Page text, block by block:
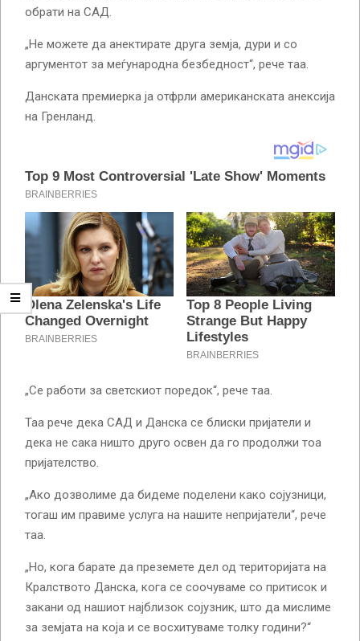
обрати на САД.
„Не можете да анектирате друга земја, дури и со
аргументот за меѓународна безбедност“, рече таа.
Данската премиерка ја отфрли американската анексија
на Гренланд.
„Се работи за светскиот поредок“, рече таа.
Таа рече дека САД и Данска се блиски пријатели и
дека не сака ништо друго освен да го продолжи тоа
пријателство.
„Ако дозволиме да бидеме поделени како сојузници,
тогаш им правиме услуга на нашите непријатели“, рече
таа.
„Но, кога барате да преземете дел од територијата на
Кралството Данска, кога се соочуваме со притисок и
закани од нашиот најблизок сојузник, што да мислиме
за земјата на која и се восхитуваме толку години?“